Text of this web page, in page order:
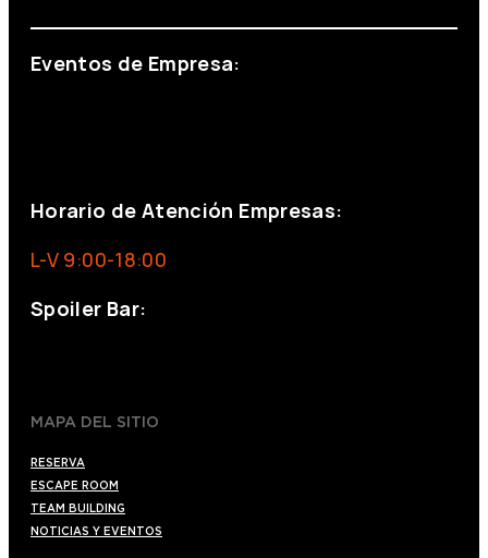
Eventos de Empresa:
Horario de Atención Empresas:
L-V 9:00-18:00
Spoiler Bar:
MAPA DEL SITIO
RESERVA
ESCAPE ROOM
TEAM BUILDING
NOTICIAS Y EVENTOS